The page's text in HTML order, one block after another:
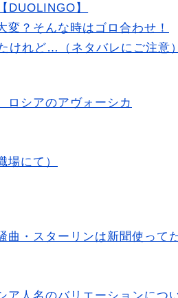
【DUOLINGO】
変？そんな時はゴロ合わせ！
けれど…（ネタバレにご注意）
シアのアヴォーシカ
場にて）
曲・スターリンは新聞使って